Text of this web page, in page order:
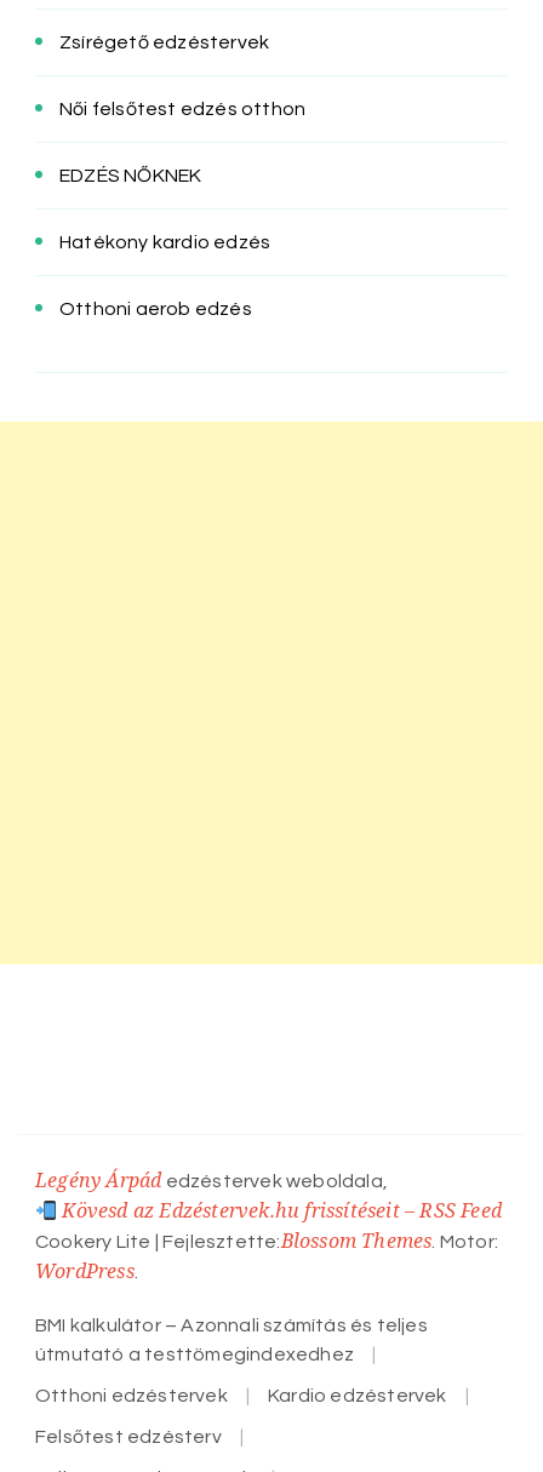
Zsírégető edzéstervek
Női felsőtest edzés otthon
EDZÉS NŐKNEK
Hatékony kardio edzés
Otthoni aerob edzés
Legény Árpád edzéstervek weboldala,
Kövesd az Edzéstervek.hu frissítéseit – RSS Feed
Cookery Lite | Fejlesztette:Blossom Themes . Motor:
WordPress.
BMI kalkulátor – Azonnali számítás és teljes
útmutató a testtömegindexedhez
Otthoni edzéstervek Kardio edzéstervek
Felsőtest edzésterv